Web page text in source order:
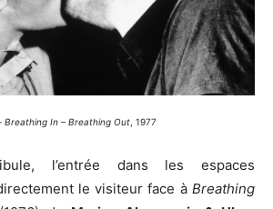
Breathing In – Breathing Out , 1977
l’entrée dans les espaces
le visiteur face à Breathing